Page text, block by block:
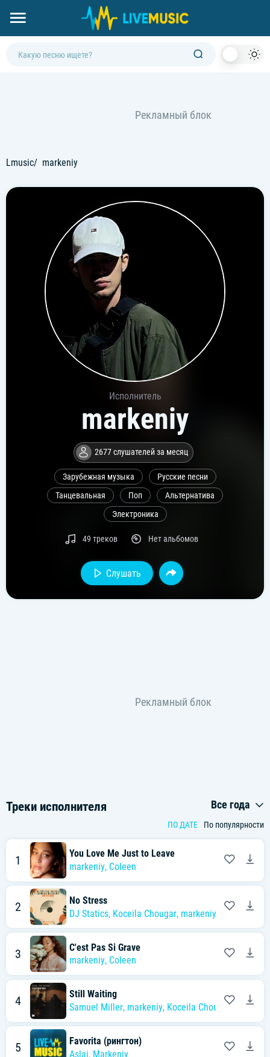
Lmusic markeniy
Исполнитель
markeniy
2677 слушателей за месяц
Зарубежная музыка
Русские песни
Танцевальная
Поп
Альтернатива
Электроника
49 треков Нет альбомов
Слушать
Треки исполнителя Все года
ПО ДАТЕ По популярности
1
You Love Me Just to Leave
markeniy, Coleen
2
No Stress
DJ Statics, Koceila Chougar, markeniy
3
С'est Pas Si Grave
markeniy, Coleen
4
Still Waiting
Samuel Miller, markeniy, Koceila Chougar
5
Favorita (рингтон)
Aslai, Markeniy